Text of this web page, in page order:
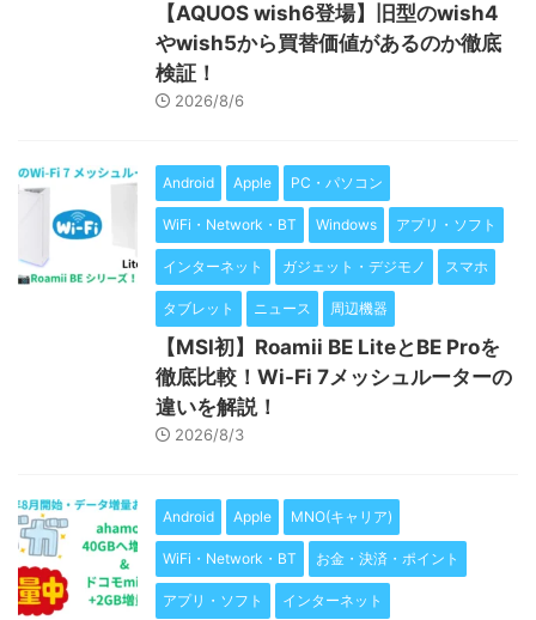
【AQUOS wish6登場】旧型のwish4
やwish5から買替価値があるのか徹底
検証！
2026/8/6
Android Apple PC・パソコン
WiFi・Network・BT Windows アプリ・ソフト
インターネット ガジェット・デジモノ スマホ
タブレット ニュース 周辺機器
【MSI初】Roamii BE LiteとBE Proを
徹底比較！Wi-Fi 7メッシュルーターの
違いを解説！
2026/8/3
Android Apple MNO(キャリア)
WiFi・Network・BT お金・決済・ポイント
アプリ・ソフト インターネット